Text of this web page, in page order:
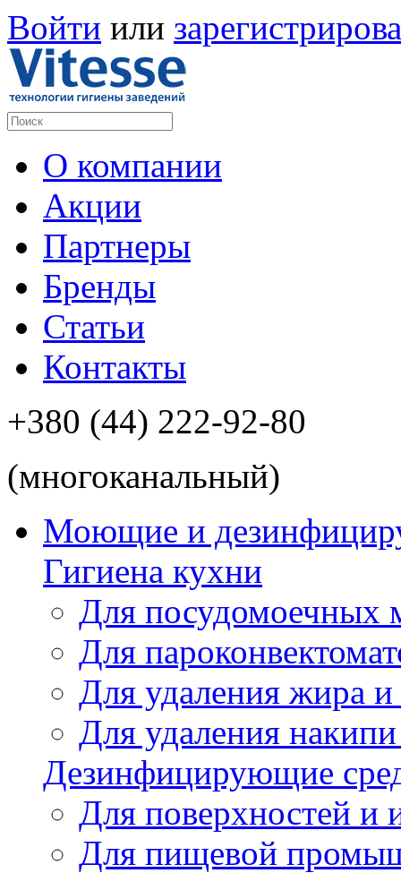
Войти или
О компании
Акции
Партнеры
Бренды
Статьи
Контакты
+380 (44) 222-92-80
(многоканальный)
Моющие и
Гигиена кухни
Для посудомоечных
Для
Для удаления жира и
Для удаления
Дезинфицирующие
Для поверхностей и
Для пищевой